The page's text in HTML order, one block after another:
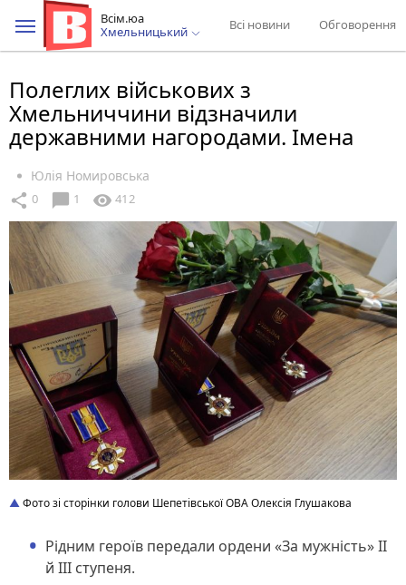
Всім.юа
Хмельницький
Всі новини Обговорення
Полеглих військових з
Хмельниччини відзначили
державними нагородами. Імена
Юлія Номировська
share 0 chat_bubble 1 visibility 412
Фото зі сторінки голови Шепетівської ОВА Олексія Глушакова
Рідним героїв передали ордени «За мужність» ІІ
й ІІI ступеня.